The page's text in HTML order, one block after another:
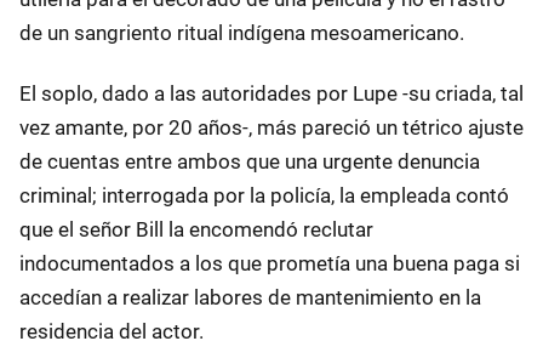
de un sangriento ritual indígena mesoamericano.
El soplo, dado a las autoridades por Lupe -su criada, tal
vez amante, por 20 años-, más pareció un tétrico ajuste
de cuentas entre ambos que una urgente denuncia
criminal; interrogada por la policía, la empleada contó
que el señor Bill la encomendó reclutar
indocumentados a los que prometía una buena paga si
accedían a realizar labores de mantenimiento en la
residencia del actor.